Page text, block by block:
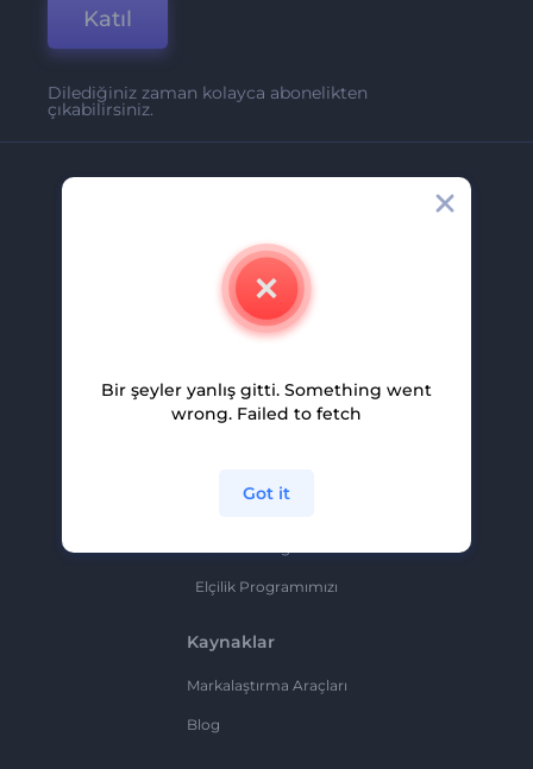
Katıl
Dilediğiniz zaman kolayca abonelikten
çıkabilirsiniz.
İletişim
Kariyer
Ortaklık Programı
Elçilik Programımızı
Kaynaklar
Markalaştırma Araçları
Blog
Bir şeyler yanlış gitti. Something went
wrong. Failed to fetch
Got it